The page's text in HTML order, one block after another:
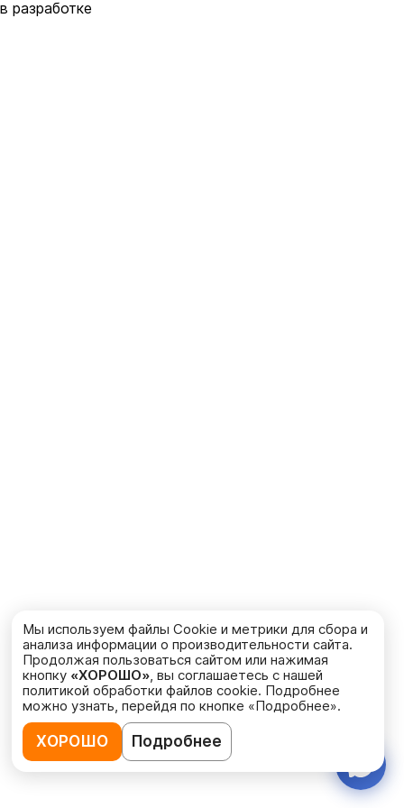
в разработке
Мы используем файлы Cookie и метрики для сбора и
анализа информации о производительности сайта.
Продолжая пользоваться сайтом или нажимая
кнопку «ХОРОШО», вы соглашаетесь с нашей
политикой обработки файлов cookie. Подробнее
можно узнать, перейдя по кнопке «Подробнее».
ХОРОШО Подробнее